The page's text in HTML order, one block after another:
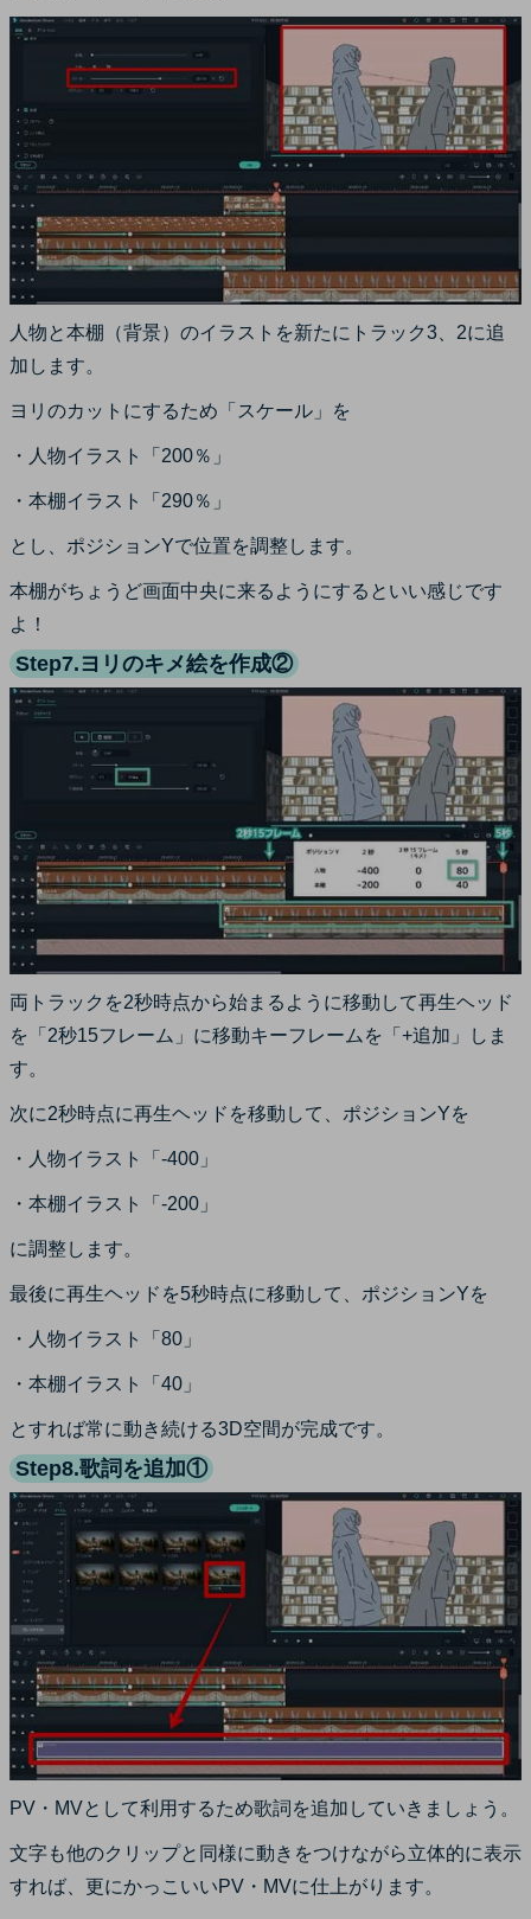
人物と本棚（背景）のイラストを新たにトラック3、2に追
加します。
ヨリのカットにするため「スケール」を
・人物イラスト「200％」
・本棚イラスト「290％」
とし、ポジションYで位置を調整します。
本棚がちょうど画面中央に来るようにするといい感じです
よ！
Step7.ヨリのキメ絵を作成②
両トラックを2秒時点から始まるように移動して再生ヘッド
を「2秒15フレーム」に移動キーフレームを「+追加」しま
す。
次に2秒時点に再生ヘッドを移動して、ポジションYを
・人物イラスト「-400」
・本棚イラスト「-200」
に調整します。
最後に再生ヘッドを5秒時点に移動して、ポジションYを
・人物イラスト「80」
・本棚イラスト「40」
とすれば常に動き続ける3D空間が完成です。
Step8.歌詞を追加①
PV・MVとして利用するため歌詞を追加していきましょう。
文字も他のクリップと同様に動きをつけながら立体的に表示
すれば、更にかっこいいPV・MVに仕上がります。